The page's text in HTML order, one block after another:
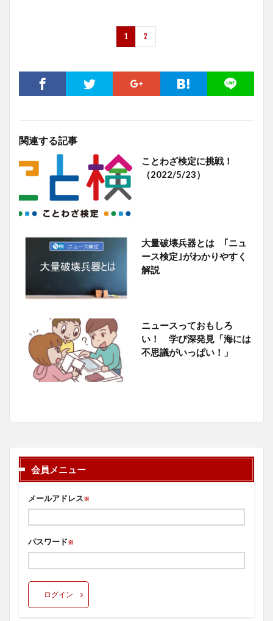
1 2
関連する記事
ことわざ検定に挑戦！
（2022/5/23）
大量破壊兵器とは ｢ニュ
ース検定｣がわかりやすく
解説
ニュースっておもしろ
い！ 学び深発見「海には
不思議がいっぱい！」
会員メニュー
メールアドレス※
パスワード※
ログイン